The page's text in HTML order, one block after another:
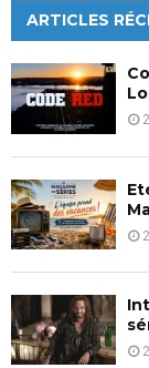
h
f
o
r
:
ARTICLES